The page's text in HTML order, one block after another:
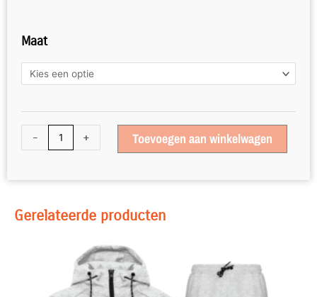
Maat
-
Sweater
Grey
aantal
+ Toevoegen aan winkelwagen
Gerelateerde producten
product
heeft